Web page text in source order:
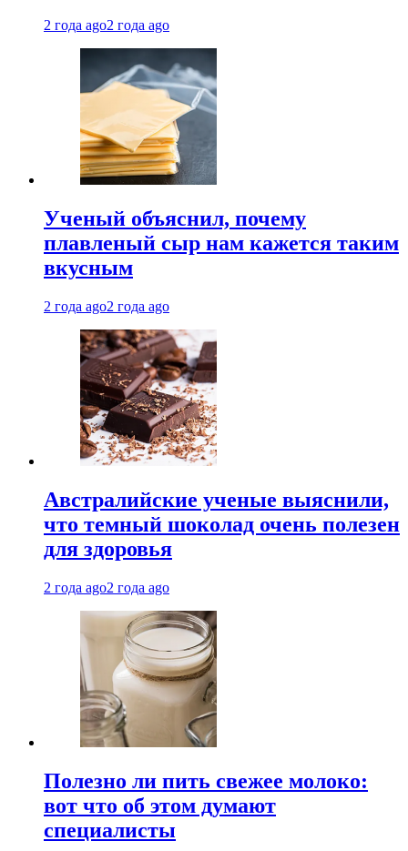
2 года ago2 года ago
Ученый объяснил, почему
плавленый сыр нам кажется таким
вкусным
2 года ago2 года ago
Австралийские ученые выяснили,
что темный шоколад очень полезен
для здоровья
2 года ago2 года ago
Полезно ли пить свежее молоко:
вот что об этом думают
специалисты